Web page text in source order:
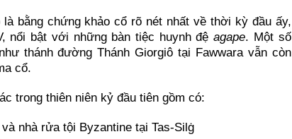
là bằng chứng khảo cổ rõ nét nhất về thời kỳ đầu ấy,
nổi bật với những bàn tiệc huynh đệagape. Một số
thánh đường Thánh Giorgiô tại Fawwara vẫn còn
cổ.
trong thiên niên kỷ đầu tiên gồm có:
nhà rửa tội Byzantine tại Tas-Silġ